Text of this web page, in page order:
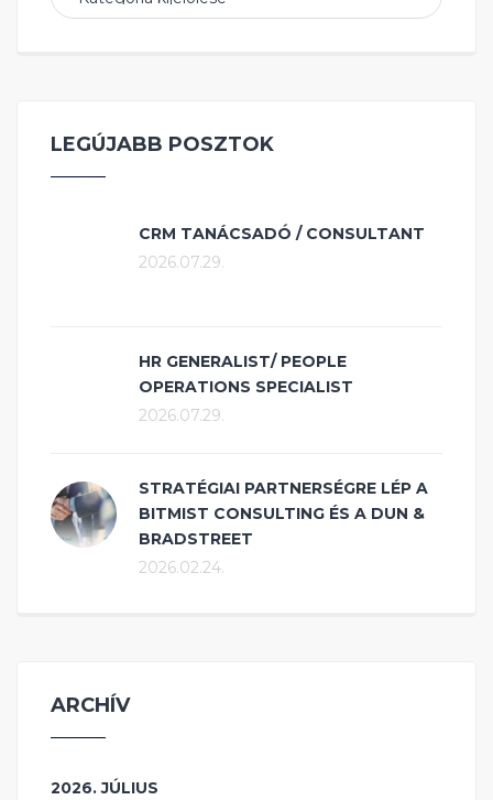
LEGÚJABB POSZTOK
CRM TANÁCSADÓ / CONSULTANT
2026.07.29.
HR GENERALIST/ PEOPLE
OPERATIONS SPECIALIST
2026.07.29.
STRATÉGIAI PARTNERSÉGRE LÉP A
BITMIST CONSULTING ÉS A DUN &
BRADSTREET
2026.02.24.
ARCHÍV
2026. JÚLIUS